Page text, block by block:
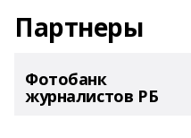
Партнеры
Фотобанк
журналистов РБ